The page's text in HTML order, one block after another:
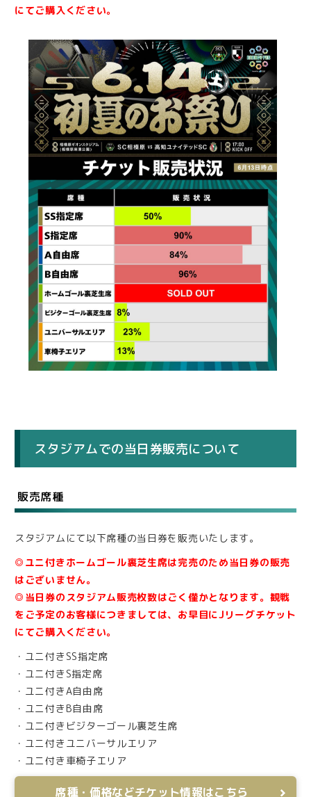
にてご購入ください。
スタジアムでの当日券販売について
販売席種
スタジアムにて以下席種の当日券を販売いたします。
◎ユニ付きホームゴール裏芝生席は完売のため当日券の販売
はございません。
◎当日券のスタジアム販売枚数はごく僅かとなります。観戦
をご予定のお客様につきましては、お早目にJリーグチケット
にてご購入ください。
・ユニ付きSS指定席
・ユニ付きS指定席
・ユニ付きA自由席
・ユニ付きB自由席
・ユニ付きビジターゴール裏芝生席
・ユニ付きユニバーサルエリア
・ユニ付き車椅子エリア
席種・価格などチケット情報はこちら